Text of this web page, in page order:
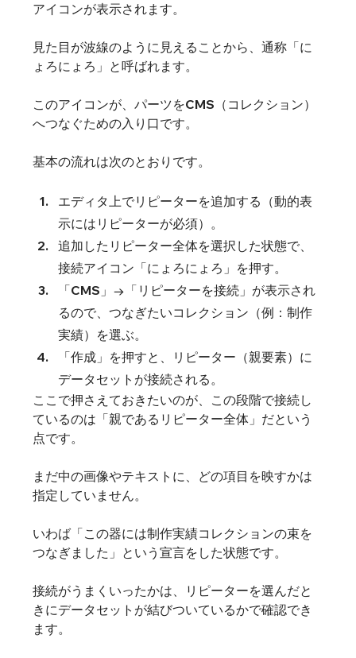
アイコンが表示されます。
見た目が波線のように見えることから、通称「に
ょろにょろ」と呼ばれます。
このアイコンが、パーツをCMS（コレクション）
へつなぐための入り口です。
基本の流れは次のとおりです。
エディタ上でリピーターを追加する（動的表
示にはリピーターが必須）。
追加したリピーター全体を選択した状態で、
接続アイコン「にょろにょろ」を押す。
「CMS」→「リピーターを接続」が表示され
るので、つなぎたいコレクション（例：制作
実績）を選ぶ。
「作成」を押すと、リピーター（親要素）に
データセットが接続される。
ここで押さえておきたいのが、この段階で接続し
ているのは「親であるリピーター全体」だという
点です。
まだ中の画像やテキストに、どの項目を映すかは
指定していません。
いわば「この器には制作実績コレクションの束を
つなぎました」という宣言をした状態です。
接続がうまくいったかは、リピーターを選んだと
きにデータセットが結びついているかで確認でき
ます。